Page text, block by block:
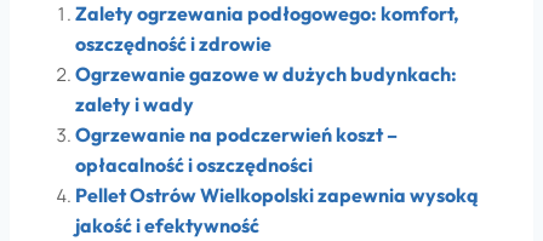
Zalety ogrzewania podłogowego: komfort,
oszczędność i zdrowie
Ogrzewanie gazowe w dużych budynkach:
zalety i wady
Ogrzewanie na podczerwień koszt –
opłacalność i oszczędności
Pellet Ostrów Wielkopolski zapewnia wysoką
jakość i efektywność